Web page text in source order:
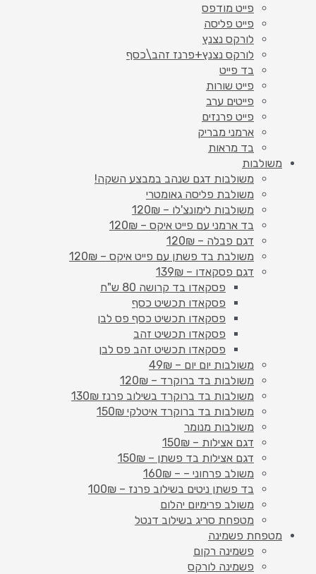
פייט מודפס
פייט פליסה
לורקס נצנץ
לורקס נצנץ+פרנז זהב\כסף
בד פייט
פייט שורות
פייטים ערב
פייט פרנזים
ארמני מבריק
בד מראות
משולבות
משולבות דגם שנהב במבצע השקה!
משולבת פליסה גאומטרי
משולבות לימונצ'לו – 120₪
בד ארמני עם פייט איקס – 120₪
דגם פבלה – 120₪
משולבת בד פשתן עם פייט איקס – 120₪
דגם פסקאדו – 139₪
פסקאדו בד קרושה 80 ש"ח
פסקאדו תכשיט כסף
פסקאדו תכשיט כסף פס לבן
פסקאדו תכשיט זהב
פסקאדו תכשיט זהב פס לבן
משולבות יום יום – 49₪
משולבות בד ברוקרד – 120₪
משולבות בד ברוקרד בשילוב פרנז 130₪
משולבות בד ברוקרד איטלקי 150₪
משולבות מנומר
דגם אצילות – 150₪
דגם אצילות בד פשתן – 150₪
משולב פרחוני – – 160₪
בד פשתן ניטים בשילוב פרנז – 100₪
משולב פרימיום יהלום
מטפחת סריג בשילוב דנטל
מטפחת פשמינה
פשמינה רקום
פשמינה לורקס